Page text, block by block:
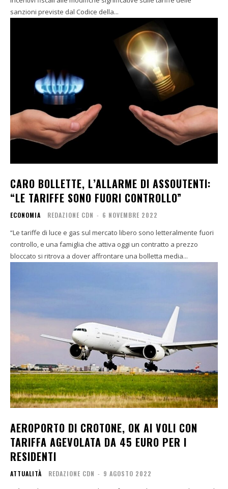
sanzioni previste dal Codice della...
CARO BOLLETTE, L’ALLARME DI ASSOUTENTI:
“LE TARIFFE SONO FUORI CONTROLLO”
ECONOMIA REDAZIONE CDN - 6 NOVEMBRE 2022
“Le tariffe di luce e gas sul mercato libero sono letteralmente fuori
controllo, e una famiglia che attiva oggi un contratto a prezzo
bloccato si ritrova a dover affrontare una bolletta media...
AEROPORTO DI CROTONE, OK AI VOLI CON
TARIFFA AGEVOLATA DA 45 EURO PER I
RESIDENTI
ATTUALITÀ REDAZIONE CDN - 9 AGOSTO 2022